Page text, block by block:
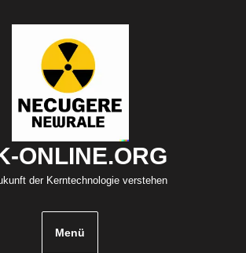
ONLINE.ORG
der Kerntechnologie verstehen
Menü